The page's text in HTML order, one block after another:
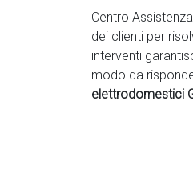
Centro
dei clienti per
interventi
modo da
elettrodomestici